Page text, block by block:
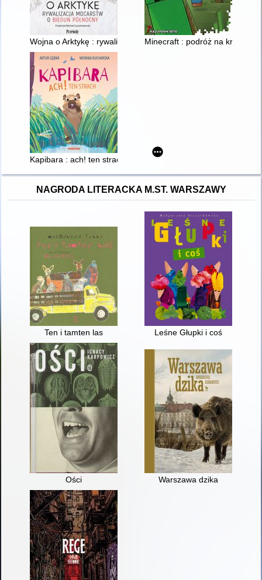
Wojna o Arktykę : rywalizacja mocarstw o biegun północny
Minecraft : podróż na kraniec
Kapibara : ach! ten strach
NAGRODA LITERACKA M.ST. WARSZAWY
Ten i tamten las Leśne Głupki i coś
Ości Warszawa dzika